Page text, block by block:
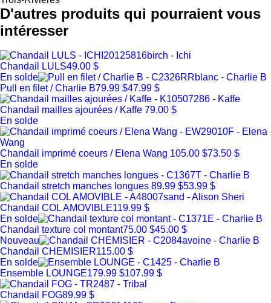
D'autres produits qui pourraient vous
intéresser
Chandail LULS49.00 $
En solde
Pull en filet / Charlie B79.99 $47.99 $
Chandail mailles ajourées / Kaffe 79.00 $
En solde
Chandail imprimé coeurs / Elena Wang 105.00 $73.50 $
En solde
Chandail stretch manches longues 89.99 $53.99 $
Chandail COL AMOVIBLE119.99 $
En solde
Chandail texture col montant75.00 $45.00 $
Nouveau
Chandail CHEMISIER115.00 $
En solde
Ensemble LOUNGE179.99 $107.99 $
Chandail FOG89.99 $